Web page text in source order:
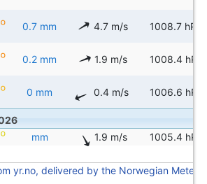
0.7 mm 4.7 m/s 1008.7 hPa
0.2 mm 1.9 m/s 1008.4 hPa
0 mm 0.4 m/s 1006.6 hPa
mm 1.9 m/s 1005.4 hPa
yr.no, delivered by the Norwegian